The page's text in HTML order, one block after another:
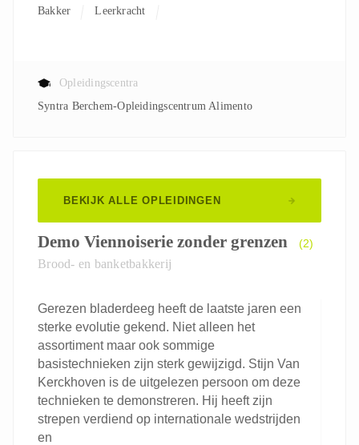
Bakker Leerkracht
Opleidingscentra
Syntra Berchem-Opleidingscentrum Alimento
BEKIJK ALLE OPLEIDINGEN
Demo Viennoiserie zonder grenzen (2)
Brood- en banketbakkerij
Gerezen bladerdeeg heeft de laatste jaren een
sterke evolutie gekend. Niet alleen het
assortiment maar ook sommige
basistechnieken zijn sterk gewijzigd. Stijn Van
Kerckhoven is de uitgelezen persoon om deze
technieken te demonstreren. Hij heeft zijn
strepen verdiend op internationale wedstrijden
en